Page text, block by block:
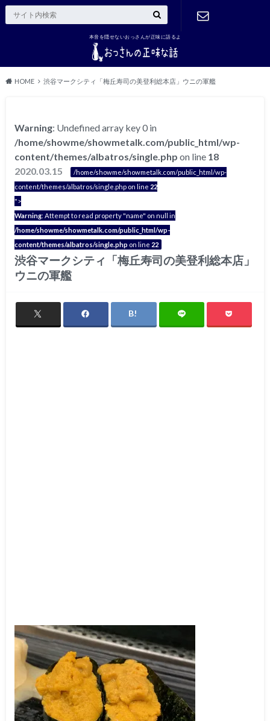
本音を隠せないおっさんが正味に語るよ
HOME 渋谷マークシティ「梅丘寿司の美登利総本店」ウニの軍艦
Warning: Undefined array key 0 in
/home/showme/showmetalk.com/public_html/wp-
content/themes/albatros/single.php on line 18
2020.03.15
/home/showme/showmetalk.com/public_html/wp-
content/themes/albatros/single.php on line 22
">
Warning: Attempt to read property "name" on null in
/home/showme/showmetalk.com/public_html/wp-
content/themes/albatros/single.php on line 22
渋谷マークシティ「梅丘寿司の美登利総本店」
ウニの軍艦